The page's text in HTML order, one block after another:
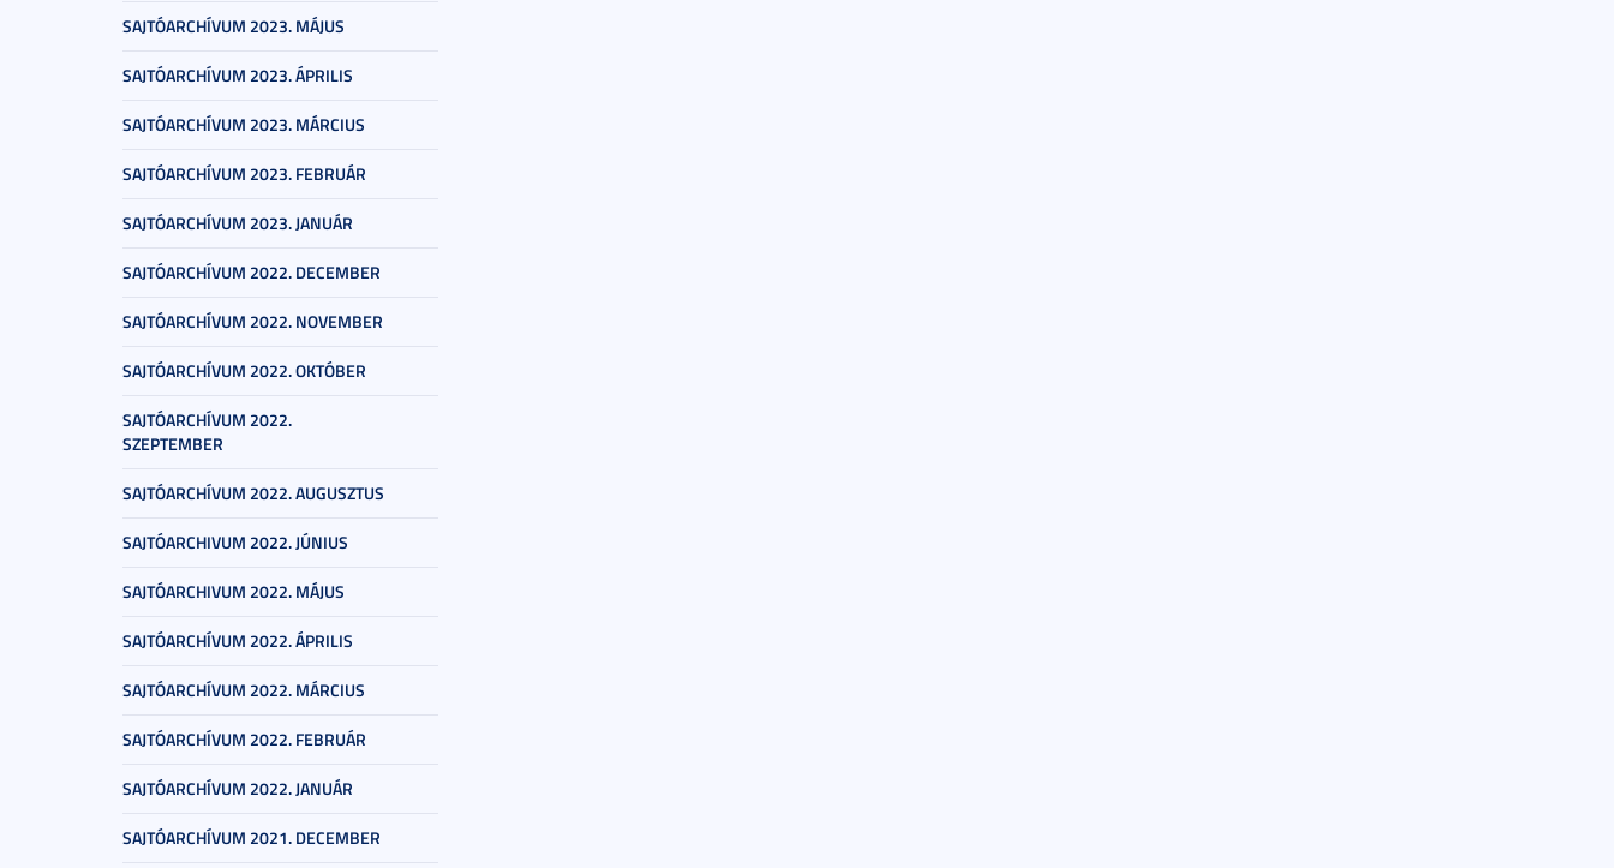
SAJTÓARCHÍVUM 2023. MÁJUS
SAJTÓARCHÍVUM 2023. ÁPRILIS
SAJTÓARCHÍVUM 2023. MÁRCIUS
SAJTÓARCHÍVUM 2023. FEBRUÁR
SAJTÓARCHÍVUM 2023. JANUÁR
SAJTÓARCHÍVUM 2022. DECEMBER
SAJTÓARCHÍVUM 2022. NOVEMBER
SAJTÓARCHÍVUM 2022. OKTÓBER
SAJTÓARCHÍVUM 2022.
SZEPTEMBER
SAJTÓARCHÍVUM 2022. AUGUSZTUS
SAJTÓARCHIVUM 2022. JÚNIUS
SAJTÓARCHIVUM 2022. MÁJUS
SAJTÓARCHÍVUM 2022. ÁPRILIS
SAJTÓARCHÍVUM 2022. MÁRCIUS
SAJTÓARCHÍVUM 2022. FEBRUÁR
SAJTÓARCHÍVUM 2022. JANUÁR
SAJTÓARCHÍVUM 2021. DECEMBER